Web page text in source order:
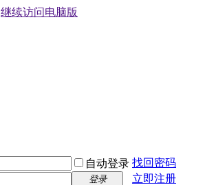
继续访问电脑版
自动登录 找回密码
登录 立即注册